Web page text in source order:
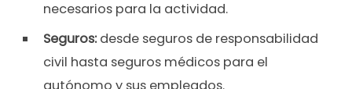
necesarios para la actividad.
Seguros: desde seguros de responsabilidad
civil hasta seguros médicos para el
autónomo y sus empleados.